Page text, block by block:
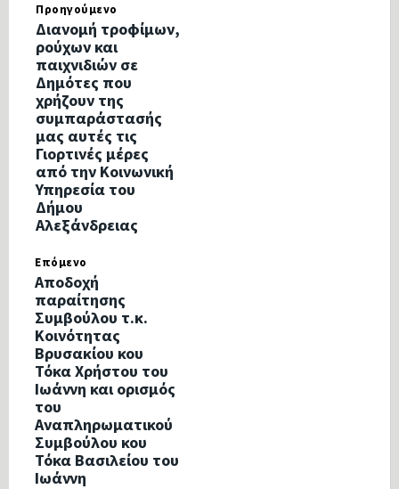
Προηγούμενο
Διανομή τροφίμων,
ρούχων και
παιχνιδιών σε
Δημότες που
χρήζουν της
συμπαράστασής
μας αυτές τις
Γιορτινές μέρες
από την Κοινωνική
Υπηρεσία του
Δήμου
Αλεξάνδρειας
Επόμενο
Aποδοχή
παραίτησης
Συμβούλου τ.κ.
Κοινότητας
Βρυσακίου κου
Τόκα Χρήστου του
Ιωάννη και ορισμός
του
Αναπληρωματικού
Συμβούλου κου
Τόκα Βασιλείου του
Ιωάννη